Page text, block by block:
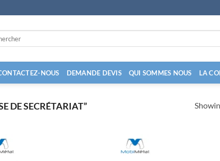
NOUS DEMANDE DEVIS QUI SOMMES NOUS LA
DE SECRÉTARIAT”